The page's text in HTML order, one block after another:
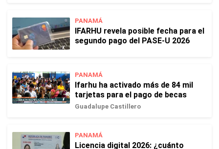
PANAMÁ
IFARHU revela posible fecha para el
segundo pago del PASE-U 2026
PANAMÁ
Ifarhu ha activado más de 84 mil
tarjetas para el pago de becas
Guadalupe Castillero
PANAMÁ
Licencia digital 2026: ¿cuánto